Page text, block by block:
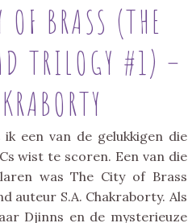
BRASS (THE
TRILOGY #1) –
ik een van de gelukkigen die
wist te scoren. Een van die
was The City of Brass
auteur S.A. Chakraborty. Als
Djinns en de mysterieuze